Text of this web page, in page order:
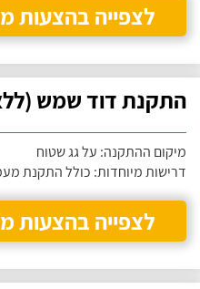
לצפייה בהצעות
התקנת דוד שמש (ללא
מיקום ההתקנה: על גג שטוח
דרישות מיוחדות: כולל התקנת
לצפייה בהצעות